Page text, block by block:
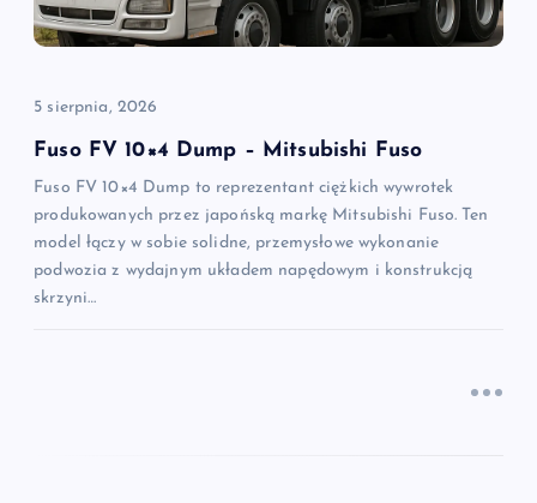
w
p
s
u
5 sierpnia, 2026
Fuso FV 10×4 Dump – Mitsubishi Fuso
Fuso FV 10×4 Dump to reprezentant ciężkich wywrotek
produkowanych przez japońską markę Mitsubishi Fuso. Ten
model łączy w sobie solidne, przemysłowe wykonanie
podwozia z wydajnym układem napędowym i konstrukcją
skrzyni…